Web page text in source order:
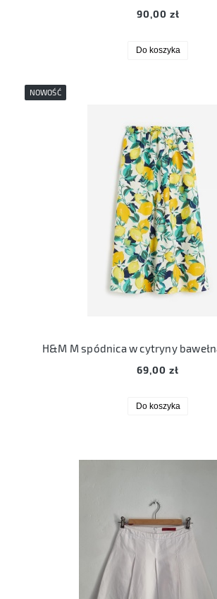
90,00 zł
Do koszyka
69,00 zł
Do koszyka
NOWOŚĆ